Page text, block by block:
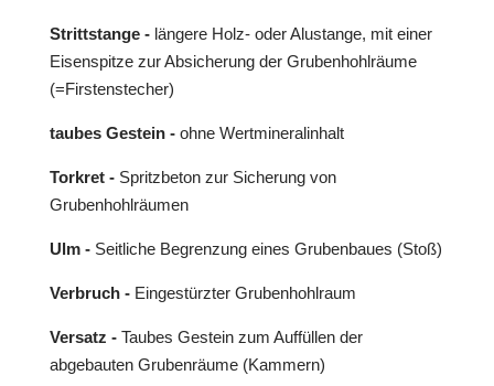
Strittstange - längere Holz- oder Alustange, mit einer
Eisenspitze zur Absicherung der Grubenhohlräume
(=Firstenstecher)
taubes Gestein - ohne Wertmineralinhalt
Torkret - Spritzbeton zur Sicherung von
Grubenhohlräumen
Ulm - Seitliche Begrenzung eines Grubenbaues (Stoß)
Verbruch - Eingestürzter Grubenhohlraum
Versatz - Taubes Gestein zum Auffüllen der
abgebauten Grubenräume (Kammern)